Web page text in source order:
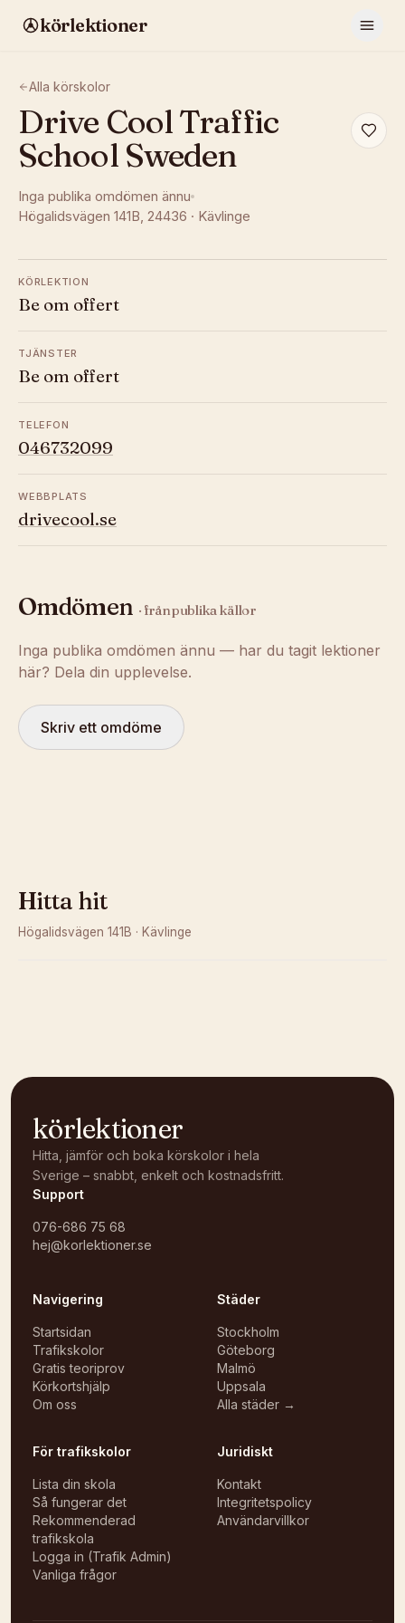
körlektioner
Alla körskolor
Drive Cool Traffic
School Sweden
Inga publika omdömen ännu
Högalidsvägen 141B, 24436 · Kävlinge
KÖRLEKTION
Be om offert
TJÄNSTER
Be om offert
TELEFON
046732099
WEBBPLATS
drivecool.se
Omdömen · från publika källor
Inga publika omdömen ännu — har du tagit lektioner
här? Dela din upplevelse.
Skriv ett omdöme
Hitta hit
Högalidsvägen 141B · Kävlinge
körlektioner
Hitta, jämför och boka körskolor i hela
Sverige – snabbt, enkelt och kostnadsfritt.
Support
076-686 75 68
hej@korlektioner.se
Navigering
Startsidan
Trafikskolor
Gratis teoriprov
Körkortshjälp
Om oss
Städer
Stockholm
Göteborg
Malmö
Uppsala
Alla städer →
För trafikskolor
Lista din skola
Så fungerar det
Rekommenderad
trafikskola
Logga in (Trafik Admin)
Vanliga frågor
Juridiskt
Kontakt
Integritetspolicy
Användarvillkor